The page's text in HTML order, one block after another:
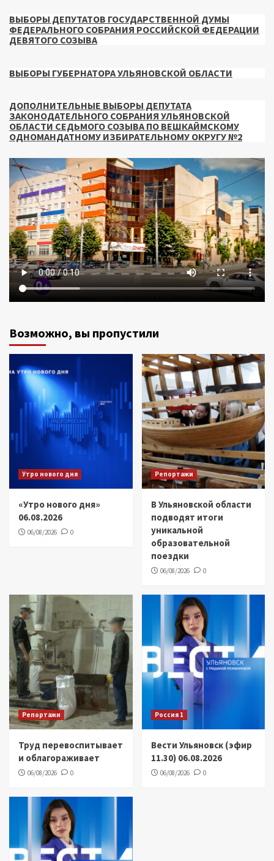
ВЫБОРЫ ДЕПУТАТОВ ГОСУДАРСТВЕННОЙ ДУМЫ
ФЕДЕРАЛЬНОГО СОБРАНИЯ РОССИЙСКОЙ ФЕДЕРАЦИИ
ДЕВЯТОГО СОЗЫВА
ВЫБОРЫ ГУБЕРНАТОРА УЛЬЯНОВСКОЙ ОБЛАСТИ
ДОПОЛНИТЕЛЬНЫЕ ВЫБОРЫ ДЕПУТАТА
ЗАКОНОДАТЕЛЬНОГО СОБРАНИЯ УЛЬЯНОВСКОЙ
ОБЛАСТИ СЕДЬМОГО СОЗЫВА ПО ВЕШКАЙМСКОМУ
ОДНОМАНДАТНОМУ ИЗБИРАТЕЛЬНОМУ ОКРУГУ №2
Возможно, вы пропустили
Утро нового дня
«Утро нового дня»
06.08.2026
06/08/2026 0
Репортажи
В Ульяновской области
подводят итоги
уникальной
образовательной
поездки
06/08/2026 0
Репортажи
Труд перевоспитывает
и облагораживает
06/08/2026 0
Россия 1
Вести Ульяновск (эфир
11.30) 06.08.2026
06/08/2026 0